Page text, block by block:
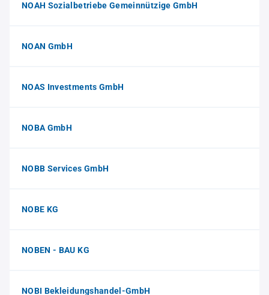
NOAH Sozialbetriebe Gemeinnützige GmbH
NOAN GmbH
NOAS Investments GmbH
NOBA GmbH
NOBB Services GmbH
NOBE KG
NOBEN - BAU KG
NOBI Bekleidungshandel-GmbH